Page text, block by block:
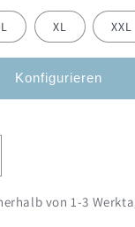
L XL XXL
Konfigurieren
von 1-3